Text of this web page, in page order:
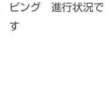
ピング 進行状況で
す